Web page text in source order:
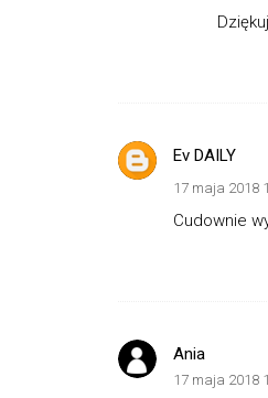
Ev DAILY
17 maja 2018
Cudownie
Ania
17 maja 2018